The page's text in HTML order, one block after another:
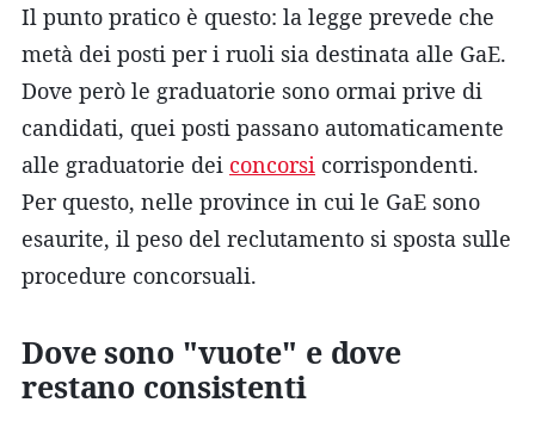
Il punto pratico è questo: la legge prevede che
metà dei posti per i ruoli sia destinata alle GaE.
Dove però le graduatorie sono ormai prive di
candidati, quei posti passano automaticamente
alle graduatorie dei concorsi corrispondenti.
Per questo, nelle province in cui le GaE sono
esaurite, il peso del reclutamento si sposta sulle
procedure concorsuali.
Dove sono "vuote" e dove
restano consistenti